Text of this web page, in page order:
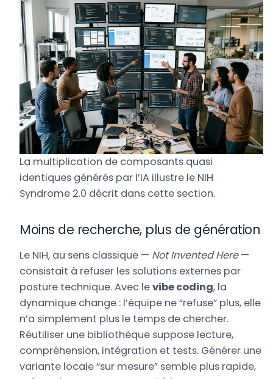
La multiplication de composants quasi
identiques générés par l’IA illustre le NIH
Syndrome 2.0 décrit dans cette section.
Moins de recherche, plus de génération
Le NIH, au sens classique — Not Invented Here—
consistait à refuser les solutions externes par
posture technique. Avec levibe coding, la
dynamique change : l’équipe ne “refuse” plus, elle
n’a simplement plus le temps de chercher.
Réutiliser une bibliothèque suppose lecture,
compréhension, intégration et tests. Générer une
variante locale “sur mesure” semble plus rapide,